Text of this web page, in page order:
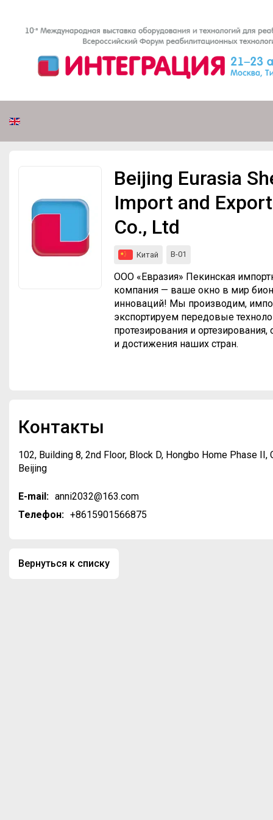
Beijing Eurasia
Import and
Co., Ltd
Китай B-01
ООО «Евразия» Пекинская
компания — ваше окно в мир
инноваций! Мы производим,
экспортируем передовые
протезирования и
и достижения наших стран.
Контакты
102, Building 8, 2nd Floor, Block D, Hongbo Home Phase II,
Beijing
E-mail: anni2032@163.com
Телефон: +8615901566875
Вернуться к списку
Мероприятия
Организации